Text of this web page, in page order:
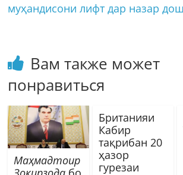
муҳандисони лифт дар назар
Вам также может
понравиться
Маҳмадтоир
Британияи
Кабир
тақрибан 20
ҳазор
гурезаи